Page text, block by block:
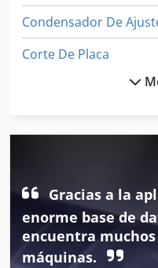
Condensador De
Corte De Placa
Corte De Placa De
Herramientas De Ajuste
Las Placas De
Placa De Circuito
Gracias a la
enorme base de
encuentra
máquinas.